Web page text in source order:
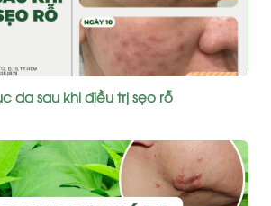
da sau khi điều trị sẹo rỗ